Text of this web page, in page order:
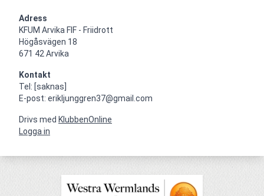
Adress
KFUM Arvika FIF - Friidrott
Högåsvägen 18
671 42 Arvika
Kontakt
Tel: [saknas]
E-post: erikljunggren37@gmail.com
Drivs med KlubbenOnline
Logga in